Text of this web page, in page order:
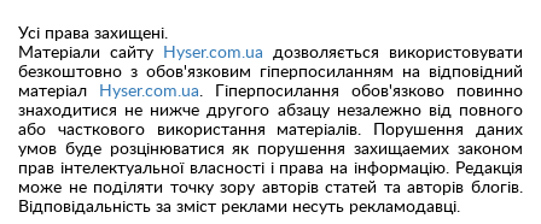
Усі права захищені.
Матеріали сайту
Hyser.com.ua дозволяється використовувати
безкоштовно з обов'язковим гіперпосиланням на відповідний
матеріал
Hyser.com.ua. Гіперпосилання обов'язково повинно
знаходитися не нижче другого абзацу незалежно від повного
або часткового використання матеріалів. Порушення даних
умов буде розцінюватися як порушення захищаемих законом
прав інтелектуальної власності і права на інформацію. Редакція
може не поділяти точку зору авторів статей та авторів блогів.
Відповідальність за зміст реклами несуть рекламодавці.